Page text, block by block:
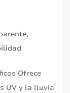
Ofrece
UV y la lluvia